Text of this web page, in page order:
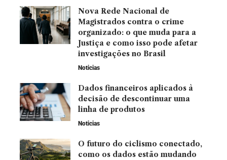
Nova Rede Nacional de
Magistrados contra o crime
organizado: o que muda para a
Justiça e como isso pode afetar
investigações no Brasil
Noticias
Dados financeiros aplicados à
decisão de descontinuar uma
linha de produtos
Noticias
O futuro do ciclismo conectado,
como os dados estão mudando